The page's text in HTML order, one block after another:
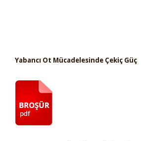
Yabancı Ot Mücadelesinde Çekiç Güç